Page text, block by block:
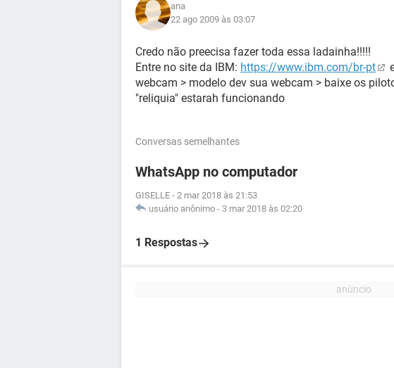
ana
22 ago 2009 às 03:07
Credo não preecisa fazer toda essa ladainha!!!!!
Entre no site da IBM: https://www.ibm.com/br-pt
webcam > modelo dev sua webcam > baixe os
"reliquia" estarah funcionando
Conversas semelhantes
WhatsApp no computador
GISELLE - 2 mar 2018 às 21:53
usuário anônimo - 3 mar 2018 às 02:20
1 Respostas